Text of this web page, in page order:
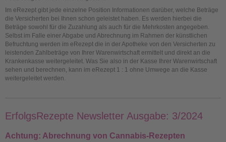
Im eRezept gibt jede einzelne Position Informationen darüber, welche Beträge
die Versicherten bei Ihnen schon geleistet haben. Es werden hierbei die
Beträge sowohl für die Zuzahlung als auch für die Mehrkosten angegeben.
Selbst im Falle einer Abgabe und Abrechnung im Rahmen der künstlichen
Befruchtung werden im eRezept die in der Apotheke von den Versicherten zu
leistenden Zahlbeträge von Ihrer Warenwirtschaft ermittelt und direkt an die
Krankenkasse weitergeleitet. Was Sie also in der Kasse Ihrer Warenwirtschaft
sehen und berechnen, kann im eRezept 1 : 1 ohne Umwege an die Kasse
weitergeleitet werden.
ErfolgsRezepte Newsletter Ausgabe: 3/2024
Achtung: Abrechnung von Cannabis-Rezepten